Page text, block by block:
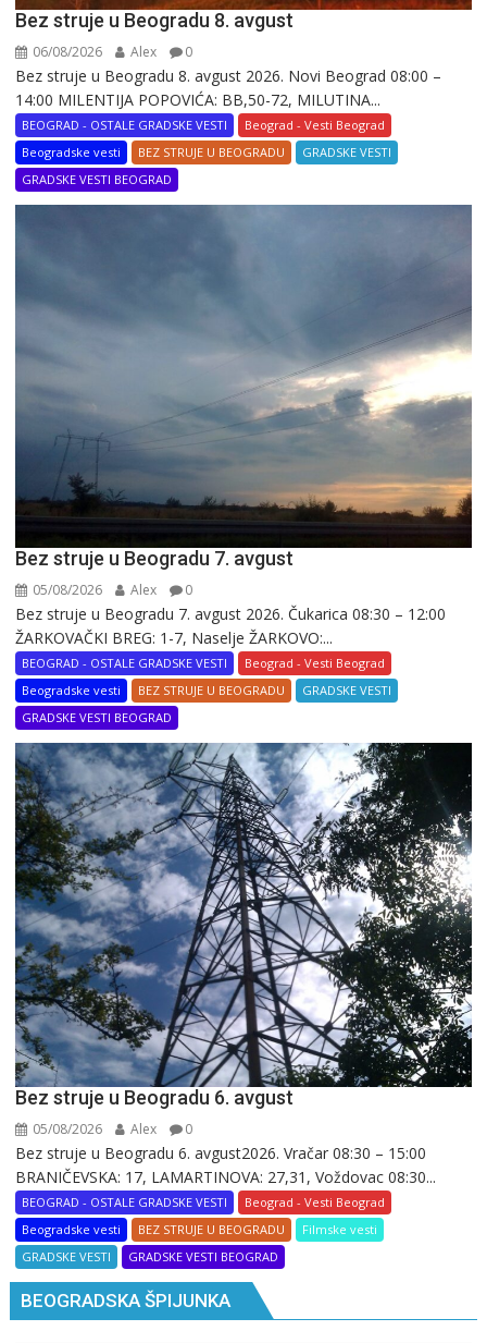
Bez struje u Beogradu 8. avgust
06/08/2026 Alex 0
Bez struje u Beogradu 8. avgust 2026. Novi Beograd 08:00 –
14:00 MILENTIJA POPOVIĆA: BB,50-72, MILUTINA...
BEOGRAD - OSTALE GRADSKE VESTI
Beograd - Vesti Beograd
Beogradske vesti
BEZ STRUJE U BEOGRADU
GRADSKE VESTI
GRADSKE VESTI BEOGRAD
Bez struje u Beogradu 7. avgust
05/08/2026 Alex 0
Bez struje u Beogradu 7. avgust 2026. Čukarica 08:30 – 12:00
ŽARKOVAČKI BREG: 1-7, Naselje ŽARKOVO:...
BEOGRAD - OSTALE GRADSKE VESTI
Beograd - Vesti Beograd
Beogradske vesti
BEZ STRUJE U BEOGRADU
GRADSKE VESTI
GRADSKE VESTI BEOGRAD
Bez struje u Beogradu 6. avgust
05/08/2026 Alex 0
Bez struje u Beogradu 6. avgust2026. Vračar 08:30 – 15:00
BRANIČEVSKA: 17, LAMARTINOVA: 27,31, Voždovac 08:30...
BEOGRAD - OSTALE GRADSKE VESTI
Beograd - Vesti Beograd
Beogradske vesti
BEZ STRUJE U BEOGRADU
Filmske vesti
GRADSKE VESTI
GRADSKE VESTI BEOGRAD
BEOGRADSKA ŠPIJUNKA